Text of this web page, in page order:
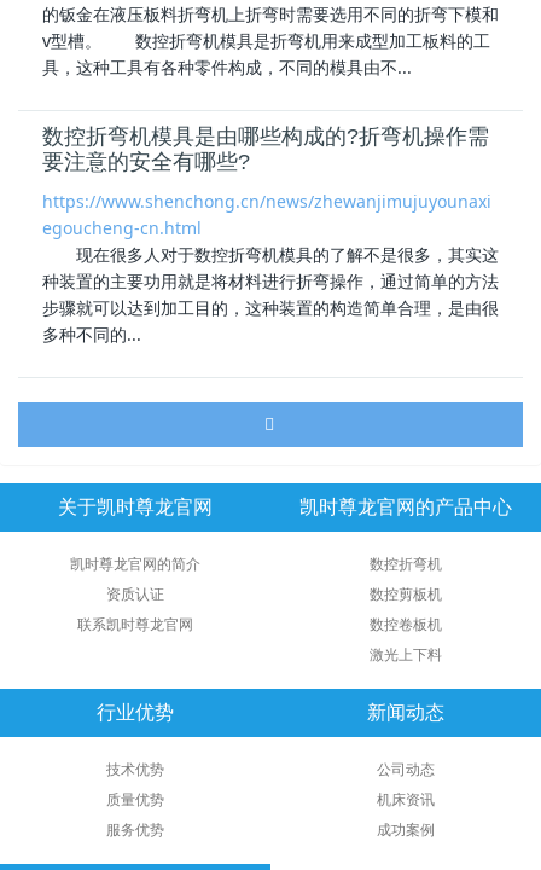
的钣金在液压板料折弯机上折弯时需要选用不同的折弯下模和
v型槽。 数控折弯机模具是折弯机用来成型加工板料的工
具，这种工具有各种零件构成，不同的模具由不...
数控折弯机模具是由哪些构成的?折弯机操作需
要注意的安全有哪些?
https://www.shenchong.cn/news/zhewanjimujuyounaxi
egoucheng-cn.html
现在很多人对于数控折弯机模具的了解不是很多，其实这
种装置的主要功用就是将材料进行折弯操作，通过简单的方法
步骤就可以达到加工目的，这种装置的构造简单合理，是由很
多种不同的...
关于凯时尊龙官网
凯时尊龙官网的简介
资质认证
联系凯时尊龙官网
凯时尊龙官网的产品中心
数控折弯机
数控剪板机
数控卷板机
激光上下料
行业优势
技术优势
质量优势
服务优势
新闻动态
公司动态
机床资讯
成功案例